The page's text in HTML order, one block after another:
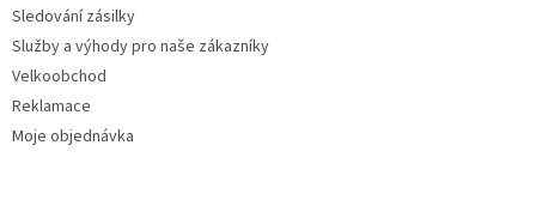
Sledování zásilky
Služby a výhody pro naše zákazníky
Velkoobchod
Reklamace
Moje objednávka